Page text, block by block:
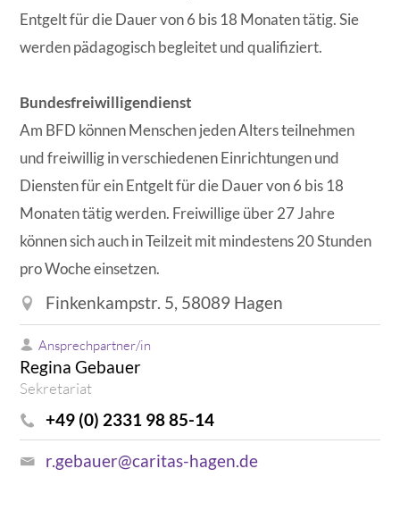
Entgelt für die Dauer von 6 bis 18 Monaten tätig. Sie
werden pädagogisch begleitet und qualifiziert.
Bundesfreiwilligendienst
Am BFD können Menschen jeden Alters teilnehmen
und freiwillig in verschiedenen Einrichtungen und
Diensten für ein Entgelt für die Dauer von 6 bis 18
Monaten tätig werden. Freiwillige über 27 Jahre
können sich auch in Teilzeit mit mindestens 20 Stunden
pro Woche einsetzen.
Finkenkampstr. 5, 58089 Hagen
Ansprechpartner/in
Regina Gebauer
Sekretariat
+49 (0) 2331 98 85-14
r.gebauer@caritas-hagen.de